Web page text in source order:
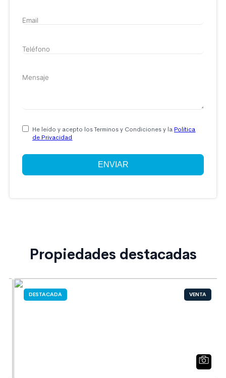
He leído y acepto los Terminos y Condiciones y la Política
de Privacidad
ENVIAR
Propiedades destacadas
DESTACADA VENTA